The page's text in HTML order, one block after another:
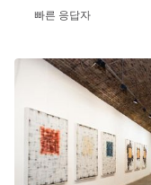
기타
빠른 응답자